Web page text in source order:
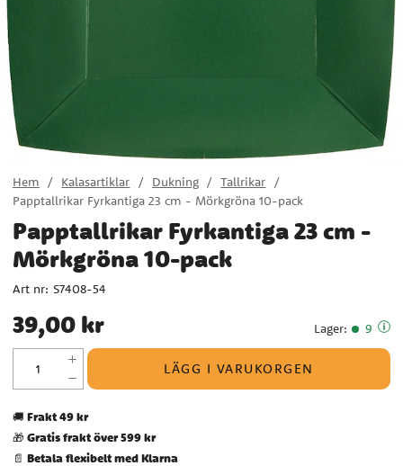
Hem Kalasartiklar Dukning
Tallrikar
Papptallrikar Fyrkantiga 23 cm - Mörkgröna 10-pack
Papptallrikar Fyrkantiga 23 cm -
Mörkgröna 10-pack
Art nr: S7408-54
Pris: 39,00 kr
39,00 kr Lager: 9
LÄGG I VARUKORGEN
🚚 Frakt 49 kr
🎁 Gratis frakt över 599 kr
📄 Betala flexibelt med Klarna